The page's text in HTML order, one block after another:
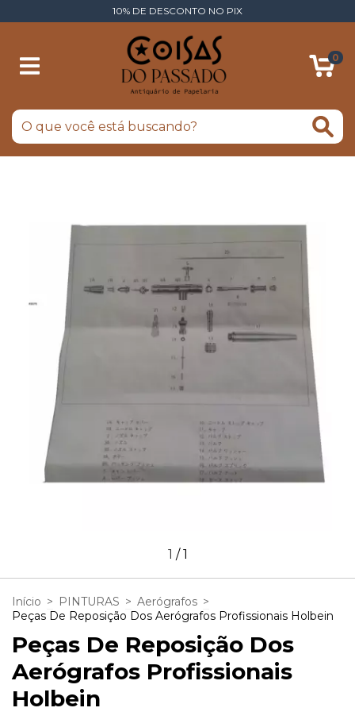
10% DE DESCONTO NO PIX
0
1 /1
Início > PINTURAS > Aerógrafos >
Peças De Reposição Dos Aerógrafos Profissionais Holbein
Peças De Reposição Dos
Aerógrafos Profissionais
Holbein